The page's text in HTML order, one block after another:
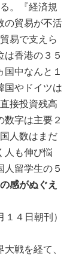
。『経済規
の貿易が不活
易で支えら
は香港の３５
中なんと１
国やドイツは
接投資残高
数字は主要２
人数はまだ
人も伸び悩
人留学生の５
感がぬぐえ
１４日朝刊）
戦を経て、